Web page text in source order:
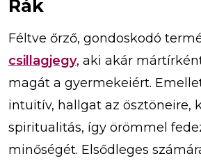
Rák
Féltve őrző, gondoskodó
csillagjegy, aki akár
magát a gyermekeiért.
intuitív, hallgat az ösztöneire,
spiritualitás, így örömmel
minőségét. Elsődleges